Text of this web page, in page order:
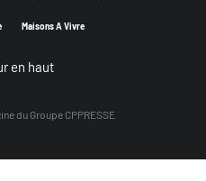
Maisons A Vivre
en haut
du Groupe CPPRESSE